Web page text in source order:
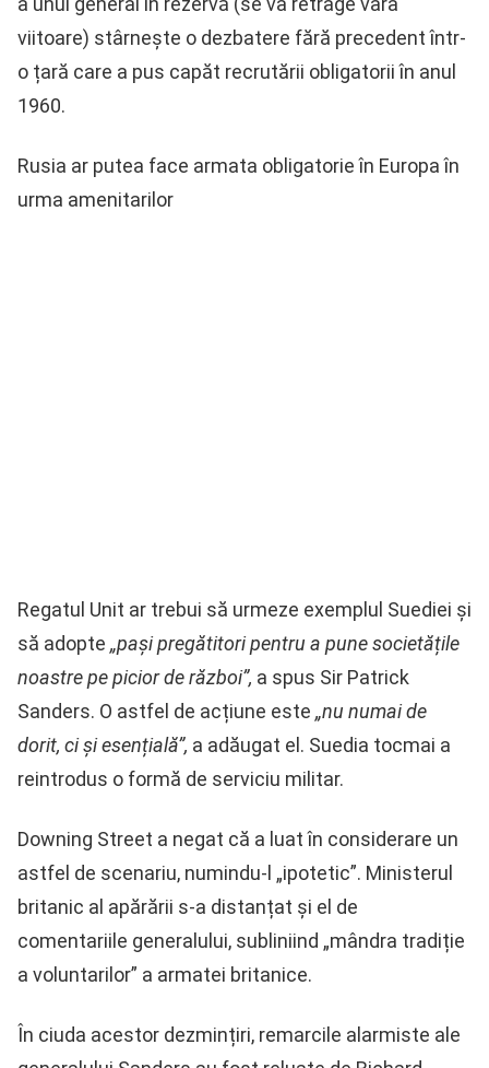
viitoare) stârnește o dezbatere fără precedent într-
o țară care a pus capăt recrutării obligatorii în anul
1960.
Rusia ar putea face armata obligatorie în Europa în
urma amenitarilor
Regatul Unit ar trebui să urmeze exemplul Suediei și
să adopte „pași pregătitori pentru a pune societățile
noastre pe picior de război”, a spus Sir Patrick
Sanders. O astfel de acțiune este „nu numai de
dorit, ci și esențială”, a adăugat el. Suedia tocmai a
reintrodus o formă de serviciu militar.
Downing Street a negat că a luat în considerare un
astfel de scenariu, numindu-l „ipotetic”. Ministerul
britanic al apărării s-a distanțat și el de
comentariile generalului, subliniind „mândra tradiție
a voluntarilor” a armatei britanice.
În ciuda acestor dezmințiri, remarcile alarmiste ale